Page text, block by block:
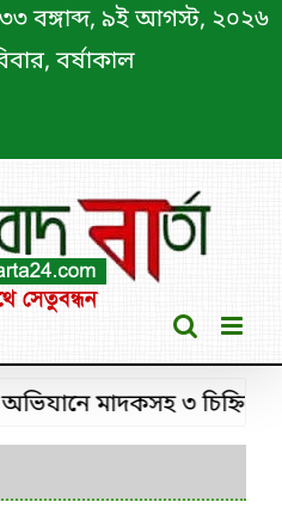
বঙ্গাব্দ, ৯ই আগস্ট, ২০২৬
বর্ষাকাল
মাদকসহ ৩ চিহ্নিত